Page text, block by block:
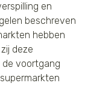
en
beschreven
hebben
deze
de voortgang